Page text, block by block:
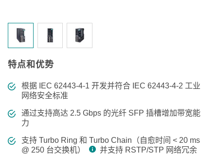
特点和优势
根据 IEC 62443-4-1 开发并符合 IEC 62443-4-2 工业
网络安全标准
通过支持高达 2.5 Gbps 的光纤 SFP 插槽增加带宽能
力
支持 Turbo Ring 和 Turbo Chain（自愈时间 < 20 ms
@ 250 台交换机）
并支持 RSTP/STP 网络冗余